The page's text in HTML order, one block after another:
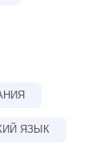
ЯЗЫК